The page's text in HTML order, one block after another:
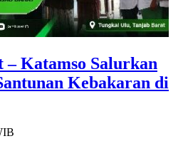
– Katamso Salurkan
Kebakaran di